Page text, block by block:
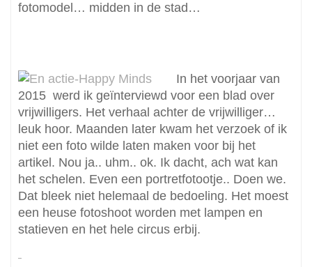
fotomodel… midden in de stad…
In het voorjaar van
2015 werd ik geïnterviewd voor een blad over
vrijwilligers. Het verhaal achter de vrijwilliger…
leuk hoor. Maanden later kwam het verzoek of ik
niet een foto wilde laten maken voor bij het
artikel. Nou ja.. uhm.. ok. Ik dacht, ach wat kan
het schelen. Even een portretfotootje.. Doen we.
Dat bleek niet helemaal de bedoeling. Het moest
een heuse fotoshoot worden met lampen en
statieven en het hele circus erbij.